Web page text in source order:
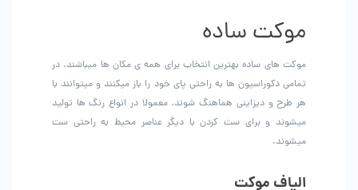
موکت ساده
موکت های ساده بهترین انتخاب برای همه ی مکان ها میباشند. در
تمامی دکوراسیون ها به راحتی پای خود را باز میکنند و میتوانند با
هر طرح و دیزاینی هماهنگ شوند. معمولا در انواع رنگ ها تولید
میشوند و برای ست کردن با دیگر عناصر محیط به راحتی ست
میشوند.
الیاف موکت